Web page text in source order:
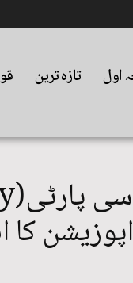
اول تازہ ترین
کا